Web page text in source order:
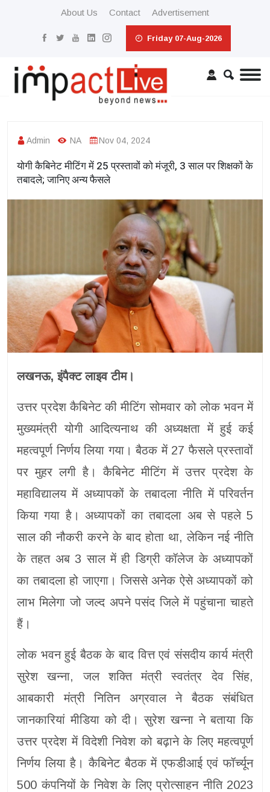
About Us Contact Advertisement
Friday 07-Aug-2026
Admin NA Nov 04, 2024
योगी कैबिनेट मीटिंग में 25 प्रस्तावों को मंजूरी, 3 साल पर शिक्षकों के
तबादले; जानिए अन्य फैसले
लखनऊ, इंपैक्ट लाइव टीम।
उत्तर प्रदेश कैबिनेट की मीटिंग सोमवार को लोक भवन में
मुख्यमंत्री योगी आदित्यनाथ की अध्यक्षता में हुई कई
महत्वपूर्ण निर्णय लिया गया। बैठक में 27 फैसले प्रस्तावों
पर मुहर लगी है। कैबिनेट मीटिंग में उत्तर प्रदेश के
महाविद्यालय में अध्यापकों के तबादला नीति में परिवर्तन
किया गया है। अध्यापकों का तबादला अब से पहले 5
साल की नौकरी करने के बाद होता था, लेकिन नई नीति
के तहत अब 3 साल में ही डिग्री कॉलेज के अध्यापकों
का तबादला हो जाएगा। जिससे अनेक ऐसे अध्यापकों को
लाभ मिलेगा जो जल्द अपने पसंद जिले में पहुंचाना चाहते
हैं।
लोक भवन हुई बैठक के बाद वित्त एवं संसदीय कार्य मंत्री
सुरेश खन्ना, जल शक्ति मंत्री स्वतंत्र देव सिंह,
आबकारी मंत्री नितिन अग्रवाल ने बैठक संबंधित
जानकारियां मीडिया को दी। सुरेश खन्ना ने बताया कि
उत्तर प्रदेश में विदेशी निवेश को बढ़ाने के लिए महत्वपूर्ण
निर्णय लिया है। कैबिनेट बैठक में एफडीआई एवं फॉर्च्यून
500 कंपनियों के निवेश के लिए प्रोत्साहन नीति 2023